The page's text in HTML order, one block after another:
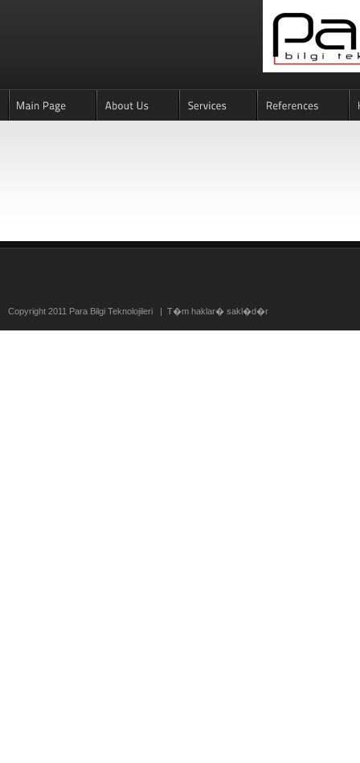
Copyright 2011 Para Bilgi Teknolojileri | T�m haklar� sakl�d�r